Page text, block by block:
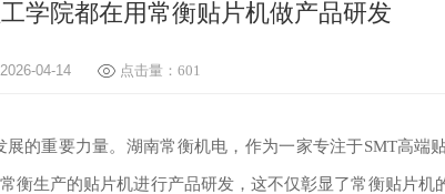
学院都在用常衡贴片机做产品研发
04-14 点击量： 601
的重要力量。湖南常衡机电，作为一家专注于SMT高端
生产的贴片机进行产品研发，这不仅彰显了常衡贴片机